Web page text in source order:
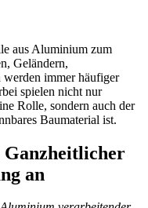
aus Aluminium zum
Geländern,
immer häufiger
spielen nicht nur
Rolle, sondern auch der
Baumaterial ist.
an